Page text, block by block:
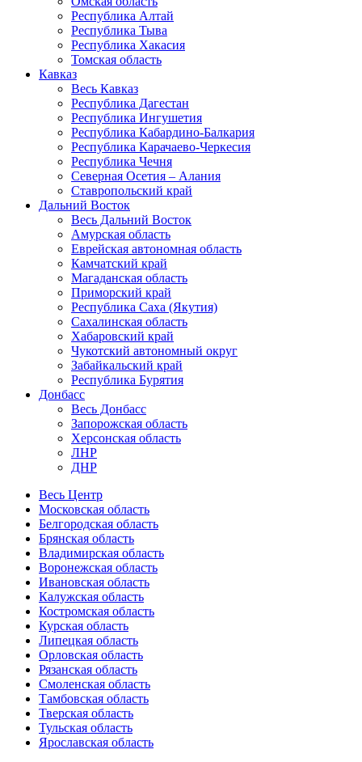
Республика Алтай
Республика Тыва
Республика Хакасия
Томская область
Кавказ
Весь Кавказ
Республика Дагестан
Республика Ингушетия
Республика Кабардино-Балкария
Республика Карачаево-Черкесия
Республика Чечня
Северная Осетия – Алания
Ставропольский край
Дальний Восток
Весь Дальний Восток
Амурская область
Еврейская автономная область
Камчатский край
Магаданская область
Приморский край
Республика Саха (Якутия)
Сахалинская область
Хабаровский край
Чукотский автономный округ
Забайкальский край
Республика Бурятия
Донбасс
Весь Донбасс
Запорожская область
Херсонская область
ЛНР
ДНР
Весь Центр
Московская область
Белгородская область
Брянская область
Владимирская область
Воронежская область
Ивановская область
Калужская область
Костромская область
Курская область
Липецкая область
Орловская область
Рязанская область
Смоленская область
Тамбовская область
Тверская область
Тульская область
Ярославская область